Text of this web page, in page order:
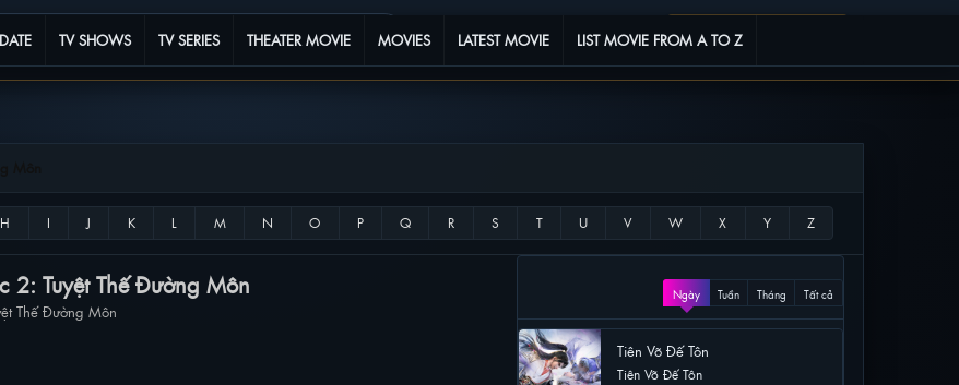
Phim yêu thích
TV SHOWS TV SERIES THEATER MOVIE MOVIES LATEST MOVIE LIST MOVIE FROM A TO Z
2: Tuyệt Thế Đường Môn
Thế Đường Môn
Ngày Tuần Tháng Tất cả
Tiên Võ Đế Tôn
Tiên Võ Đế Tôn